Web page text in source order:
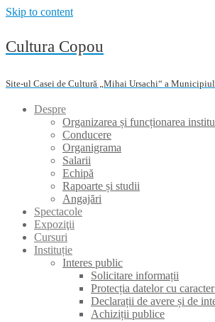
Skip to content
Cultura Copou
Site-ul Casei de Cultură „Mihai Ursachi“ a
Despre
Organizarea și funcționarea
Conducere
Organigrama
Salarii
Echipă
Rapoarte și studii
Angajări
Spectacole
Expoziţii
Cursuri
Instituție
Interes public
Solicitare informații
Protecția datelor cu
Declarații de avere și de
Achiziții publice